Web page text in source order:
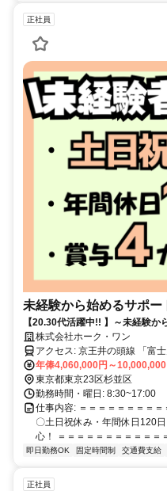
正社員
未経験から始めるサポー
【20.30代活躍中!! 】～未経験
約4カ月分☆土日祝休み
株式会社ホーク・ワン
アクセス: 京王井の頭線 「富士見ヶ丘駅」徒歩12分 / 「久我山駅」徒
歩15分
年俸4,060,000円～10,000,000
東京都東京23区杉並区
勤務時間・曜日: 8:30~17:00
仕事内容: ＝＝＝＝＝＝＝＝
〇土日祝休み・年間休日120
心！ ＝＝＝＝＝＝＝＝＝＝＝
即日勤務OK 固定時間制 交通費支給
正社員